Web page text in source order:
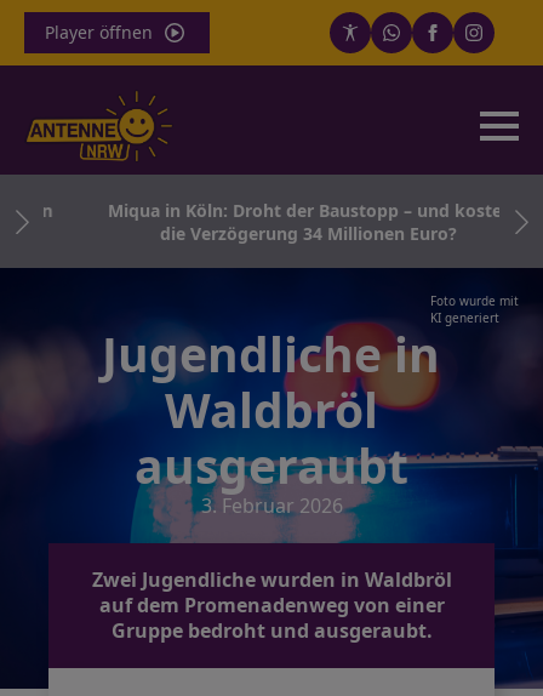
Player öffnen
Miqua in Köln: Droht der Baustopp – und kostet
die Verzögerung 34 Millionen Euro?
Foto wurde mit
KI generiert
Jugendliche in
Waldbröl
ausgeraubt
3. Februar 2026
Zwei Jugendliche wurden in Waldbröl
auf dem Promenadenweg von einer
Gruppe bedroht und ausgeraubt.